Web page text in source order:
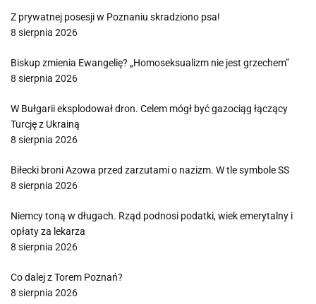
Z prywatnej posesji w Poznaniu skradziono psa!
8 sierpnia 2026
Biskup zmienia Ewangelię? „Homoseksualizm nie jest grzechem”
8 sierpnia 2026
W Bułgarii eksplodował dron. Celem mógł być gazociąg łączący
Turcję z Ukrainą
8 sierpnia 2026
Biłecki broni Azowa przed zarzutami o nazizm. W tle symbole SS
8 sierpnia 2026
Niemcy toną w długach. Rząd podnosi podatki, wiek emerytalny i
opłaty za lekarza
8 sierpnia 2026
Co dalej z Torem Poznań?
8 sierpnia 2026